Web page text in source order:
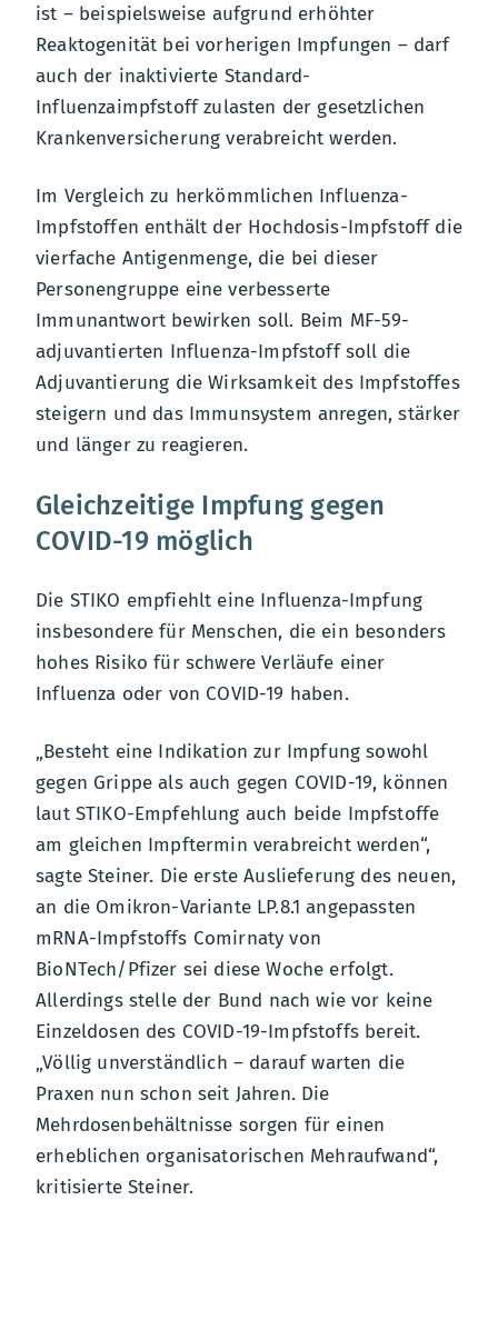
ist – beispielsweise aufgrund erhöhter
Reaktogenität bei vorherigen Impfungen – darf
auch der inaktivierte Standard-
Influenzaimpfstoff zulasten der gesetzlichen
Krankenversicherung verabreicht werden.
Im Vergleich zu herkömmlichen Influenza-
Impfstoffen enthält der Hochdosis-Impfstoff die
vierfache Antigenmenge, die bei dieser
Personengruppe eine verbesserte
Immunantwort bewirken soll. Beim MF-59-
adjuvantierten Influenza-Impfstoff soll die
Adjuvantierung die Wirksamkeit des Impfstoffes
steigern und das Immunsystem anregen, stärker
und länger zu reagieren.
Gleichzeitige Impfung gegen
COVID-19 möglich
Die STIKO empfiehlt eine Influenza-Impfung
insbesondere für Menschen, die ein besonders
hohes Risiko für schwere Verläufe einer
Influenza oder von COVID-19 haben.
„Besteht eine Indikation zur Impfung sowohl
gegen Grippe als auch gegen COVID-19, können
laut STIKO-Empfehlung auch beide Impfstoffe
am gleichen Impftermin verabreicht werden“,
sagte Steiner. Die erste Auslieferung des neuen,
an die Omikron-Variante LP.8.1 angepassten
mRNA-Impfstoffs Comirnaty von
BioNTech/Pfizer sei diese Woche erfolgt.
Allerdings stelle der Bund nach wie vor keine
Einzeldosen des COVID-19-Impfstoffs bereit.
„Völlig unverständlich – darauf warten die
Praxen nun schon seit Jahren. Die
Mehrdosenbehältnisse sorgen für einen
erheblichen organisatorischen Mehraufwand“,
kritisierte Steiner.